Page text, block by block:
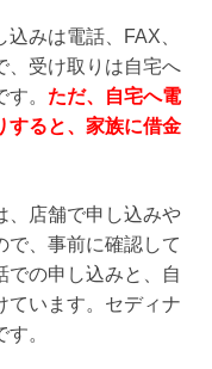
みは電話、FAX、
、受け取りは自宅へ
。 ただ、自宅へ電
すると、家族に借金
、店舗で申し込みや
で、事前に確認して
での申し込みと、自
ています。セディナ
。